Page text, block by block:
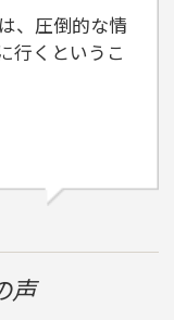
、圧倒的な情
行くというこ
声